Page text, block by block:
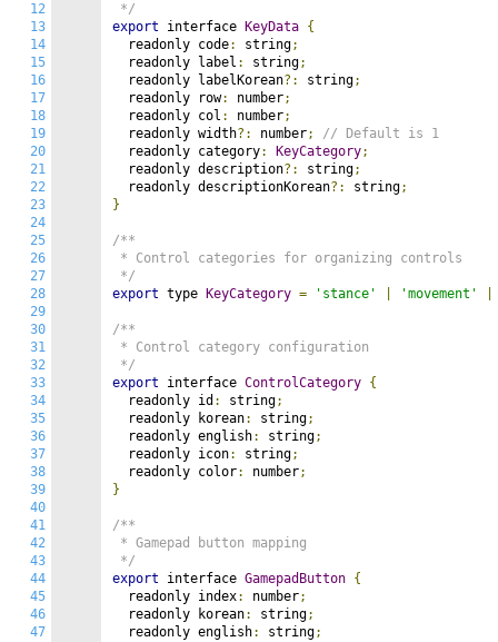
12
13
14
15
16
17
18
19
20
21
22
23
24
25
26
27
28
29
30
31
32
33
34
35
36
37
38
39
40
41
42
43
44
45
46
47
*/
export interface KeyData {
  readonly code
: string;
  readonly label
: string;
  readonly labelKorean
?: string;
  readonly row
: number;
  readonly col
: number;
  readonly width
?: number;
// Default is 1
  readonly category
: KeyCategory;
  readonly description
?: string;
  readonly descriptionKorean
?: string;
}
/**
* Control categories for organizing controls
*/
export type KeyCategory = 'stance' 'movement'
/**
* Control category configuration
*/
export interface ControlCategory {
  readonly id
: string;
  readonly korean
: string;
  readonly english
: string;
  readonly icon
: string;
  readonly color
: number;
}
/**
* Gamepad button mapping
*/
export interface GamepadButton {
  readonly index
: number;
  readonly korean
: string;
  readonly english
: string;